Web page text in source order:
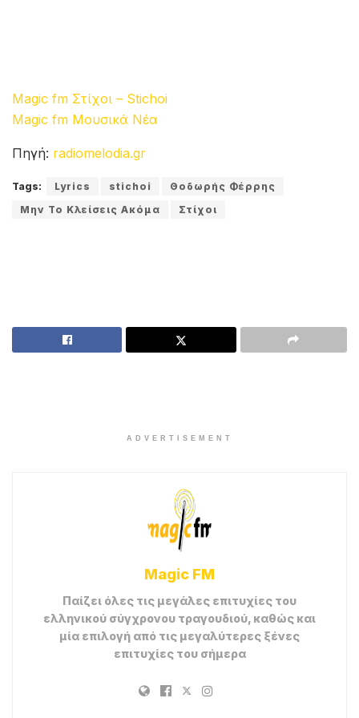
Magic fm Στίχοι – Stichoi
Magic fm Μουσικά Νέα
Πηγή: radiomelodia.gr
Tags: Lyrics stichoi
Θοδωρής Φέρρης
Μην Το Κλείσεις Ακόμα
Στίχοι
ADVERTISEMENT
Magic FM
Παίζει όλες τις μεγάλες επιτυχίες του
ελληνικού σύγχρονου τραγουδιού, καθώς και
μία επιλογή από τις μεγαλύτερες ξένες
επιτυχίες του σήμερα